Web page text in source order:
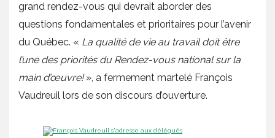
grand rendez-vous qui devrait aborder des
questions fondamentales et prioritaires pour l’avenir
du Québec. « La qualité de vie au travail doit être
l’une des priorités du Rendez-vous national sur la
main d’œuvre!», a fermement martelé François
Vaudreuil lors de son discours d’ouverture.